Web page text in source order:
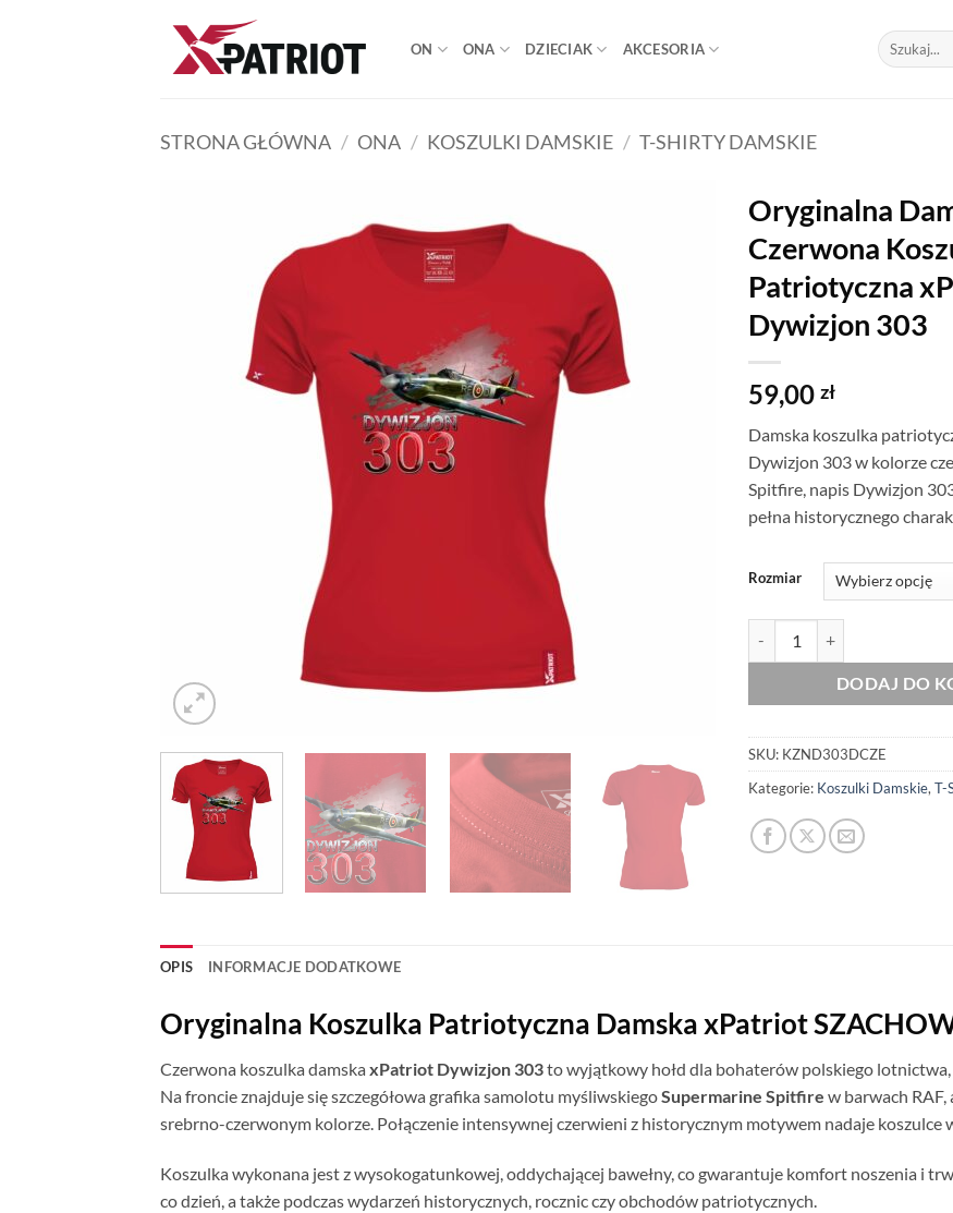
ON ONA DZIECIAK AKCESORIA
Szukaj:
STRONA GŁÓWNA / ONA / KOSZULKI DAMSKIE / T-SHIRTY DAMSKIE
Oryginalna
Czerwona
Patriotyczna
Dywizjon 303
59,00 zł
Damska koszulka
Dywizjon 303 w kolorze
Spitfire, napis Dywizjon
pełna historycznego
Rozmiar
DODAJ DO
SKU: KZND303DCZE
Kategorie: Koszulki Damskie, T-
OPIS INFORMACJE DODATKOWE
Oryginalna Koszulka Patriotyczna Damska xPatriot
Czerwona koszulka damska xPatriot Dywizjon 303to wyjątkowy hołd dla bohaterów polskiego
Na froncie znajduje się szczegółowa grafika samolotu myśliwskiegoSupermarine Spitfire w barwach
srebrno-czerwonym kolorze. Połączenie intensywnej czerwieni z historycznym motywem nadaje
Koszulka wykonana jest z wysokogatunkowej, oddychającej bawełny, co gwarantuje komfort noszenia i
co dzień, a także podczas wydarzeń historycznych, rocznic czy obchodów patriotycznych.